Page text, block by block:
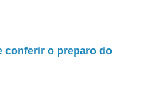
conferir o preparo do